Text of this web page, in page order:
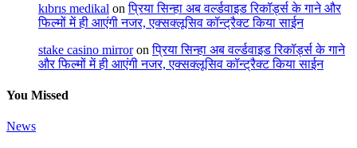
kıbrıs medikal onप्रिया सिन्हा अब वर्ल्डवाइड रिकॉर्ड्स के गाने और
फिल्मों में ही आएंगी नजर, एक्सक्लूसिव कॉन्ट्रैक्ट किया साईन
stake casino mirroronप्रिया सिन्हा अब वर्ल्डवाइड रिकॉर्ड्स के गाने
और फिल्मों में ही आएंगी नजर, एक्सक्लूसिव कॉन्ट्रैक्ट किया साईन
You Missed
News